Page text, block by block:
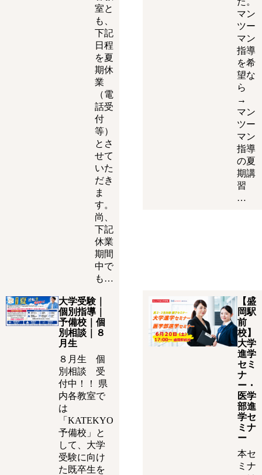
室と
も、
下記
日程
を夏
期休
業
（電
話受
付
等）
とさ
せて
いた
だき
ま
す。
尚、
下記
休業
期間
中で
も…
マン
ツー
マン
指導
を希
望な
ら
→
マン
ツー
マン
指導
の夏
期講
習
…
大学受験｜
個別指導｜
予備校｜個
別相談｜８
月生
８月生 個
別相談 受
付中！！ 県
内各教室で
は
「KATEKYO
予備校」と
して、大学
受験に向け
た既卒生を
【盛
岡駅
前
校】
大学
進学
セミ
ナ
ー・
医学
部進
学セ
ミナ
ー
本セ
ミナ